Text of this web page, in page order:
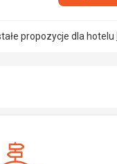
propozycje dla hotelu